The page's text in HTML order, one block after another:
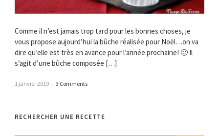
Comme il n’est jamais trop tard pour les bonnes choses, je
vous propose aujourd’hui la bûche réalisée pour Noël…on va
dire qu’elle est très en avance pour l’année prochaine! 🙂 Il
s’agit d’une bûche composée […]
1 janvier 2019 – 3 Comments
RECHERCHER UNE RECETTE